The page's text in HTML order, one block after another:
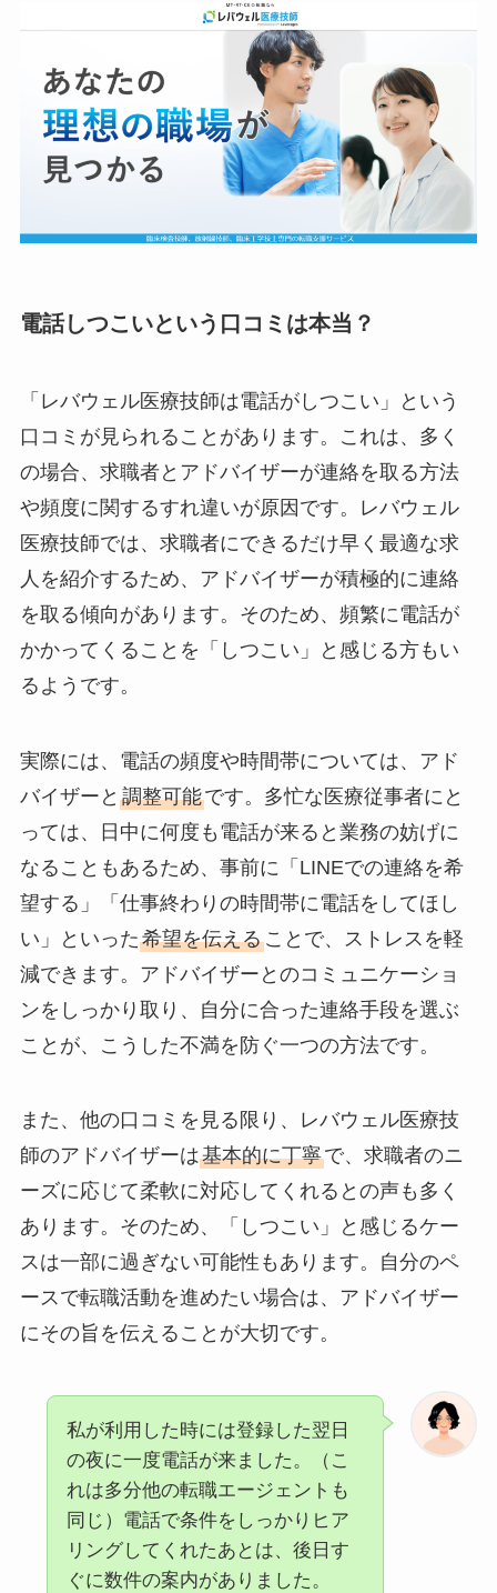
電話しつこいという口コミは本当？
「レバウェル医療技師は電話がしつこい」という
口コミが見られることがあります。これは、多く
の場合、求職者とアドバイザーが連絡を取る方法
や頻度に関するすれ違いが原因です。レバウェル
医療技師では、求職者にできるだけ早く最適な求
人を紹介するため、アドバイザーが積極的に連絡
を取る傾向があります。そのため、頻繁に電話が
かかってくることを「しつこい」と感じる方もい
るようです。
実際には、電話の頻度や時間帯については、アド
バイザーと 調整可能です。多忙な医療従事者にと
っては、日中に何度も電話が来ると業務の妨げに
なることもあるため、事前に「LINEでの連絡を希
望する」「仕事終わりの時間帯に電話をしてほし
い」といった希望を伝えることで、ストレスを軽
減できます。アドバイザーとのコミュニケーショ
ンをしっかり取り、自分に合った連絡手段を選ぶ
ことが、こうした不満を防ぐ一つの方法です。
また、他の口コミを見る限り、レバウェル医療技
師のアドバイザーは基本的に丁寧で、求職者のニ
ーズに応じて柔軟に対応してくれるとの声も多く
あります。そのため、「しつこい」と感じるケー
スは一部に過ぎない可能性もあります。自分のペ
ースで転職活動を進めたい場合は、アドバイザー
にその旨を伝えることが大切です。
私が利用した時には登録した翌日
の夜に一度電話が来ました。（こ
れは多分他の転職エージェントも
同じ）電話で条件をしっかりヒア
リングしてくれたあとは、後日す
ぐに数件の案内がありました。